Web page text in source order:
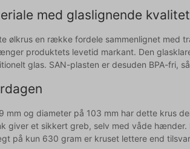
med glaslignende kvalitet
ølkrus en række fordele sammenlignet med
produktets levetid markant. Den
glas. SAN-plasten er desuden BPA-fri,
mm og diameter på 103 mm har dette krus
giver et sikkert greb, selv med våde
på kun 630 gram er kruset lettere end